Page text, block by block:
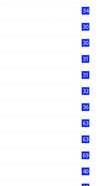
34
30
30
31
31
32
36
63
63
69
40